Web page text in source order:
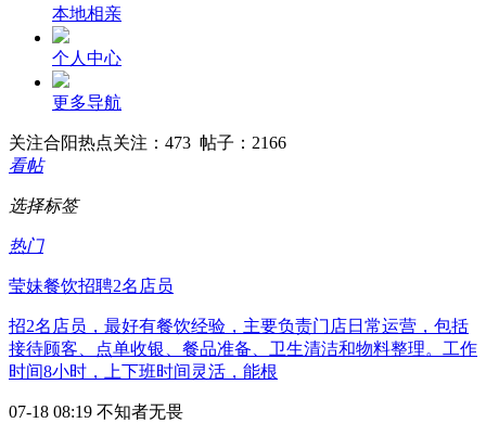
本地相亲
个人中心
更多导航
关注合阳热点关注：473 帖子：2166
看帖
选择标签
热门
莹妹餐饮招聘2名店员
招2名店员，最好有餐饮经验，主要负责门店日常运营，包括
接待顾客、点单收银、餐品准备、卫生清洁和物料整理。工作
时间8小时，上下班时间灵活，能根
07-18 08:19 不知者无畏